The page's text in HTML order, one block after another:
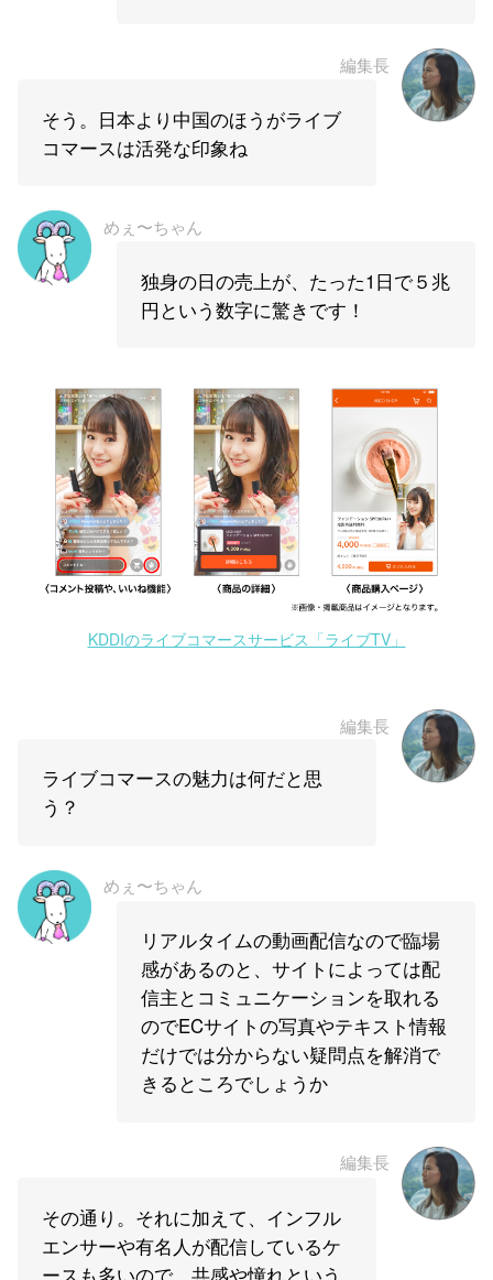
編集長
そう。日本より中国のほうがライブ
コマースは活発な印象ね
めぇ〜ちゃん
独身の日の売上が、たった1日で５兆
円という数字に驚きです！
KDDIのライブコマースサービス「ライブTV」
編集長
ライブコマースの魅力は何だと思
う？
めぇ〜ちゃん
リアルタイムの動画配信なので臨場
感があるのと、サイトによっては配
信主とコミュニケーションを取れる
のでECサイトの写真やテキスト情報
だけでは分からない疑問点を解消で
きるところでしょうか
編集長
その通り。それに加えて、インフル
エンサーや有名人が配信しているケ
ースも多いので、共感や憧れという